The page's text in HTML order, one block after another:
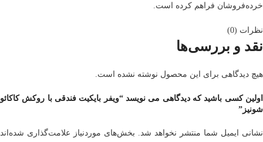
خرده‌فروشان فراهم کرده است.
نظرات (0)
نقد و بررسی‌ها
هیچ دیدگاهی برای این محصول نوشته نشده است.
اولین کسی باشید که دیدگاهی می نویسد “ویفر بایکیت فندقی با روکش کاکائو
شونیز”
نشانی ایمیل شما منتشر نخواهد شد. بخش‌های موردنیاز علامت‌گذاری شده‌اند